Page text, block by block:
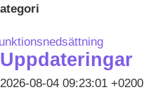
Uppdateringar
2026-08-04 09:23:01 +0200